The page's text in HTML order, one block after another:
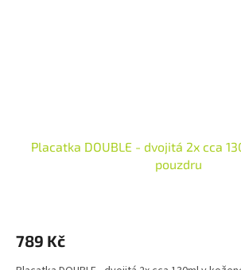
Placatka DOUBLE - dvojitá 2x cca
pouzdru
789 Kč